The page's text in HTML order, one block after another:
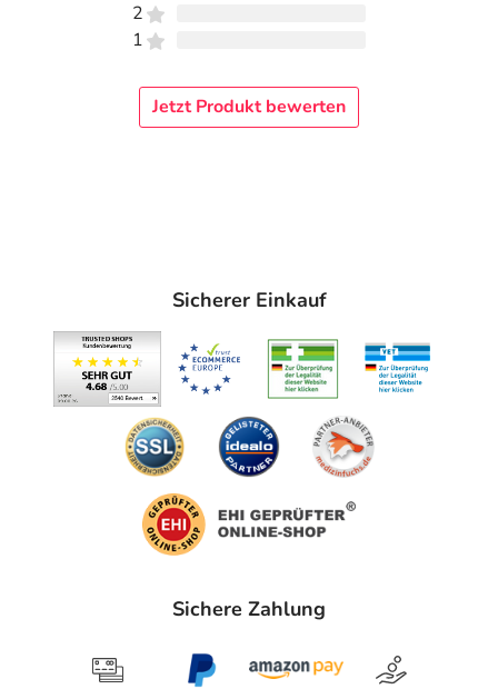
2
1
Jetzt Produkt bewerten
Sicherer Einkauf
Sichere Zahlung